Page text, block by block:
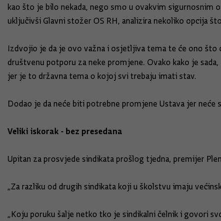
kao što je bilo nekada, nego smo u ovakvim sigurnosnim
uključivši Glavni stožer OS RH, analizira nekoliko opcija
Izdvojio je da je ovo važna i osjetljiva tema te će ono što
društvenu potporu za neke promjene. Ovako kako je
jer je to državna tema o kojoj svi trebaju imati stav.
Dodao je da neće biti potrebne promjene Ustava jer neće
Veliki iskorak - bez presedana
Upitan za prosvjede sindikata prošlog tjedna, premijer
„Za razliku od drugih sindikata koji u školstvu imaju
„Koju poruku šalje netko tko je sindikalni čelnik i govori